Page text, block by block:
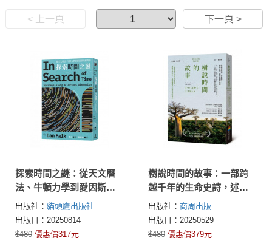
< 上一頁 下一頁 >
探索時間之謎：從天文曆
法、牛頓力學到愛因斯坦
相對論
出版社： 貓頭鷹出版社
出版日：20250814
$480 優惠價317元
樹說時間的故事：一部跨
越千年的生命史詩，述說
自然共生、氣候變遷與人
類未來的啟示
出版社： 商周出版
出版日：20250529
$480 優惠價379元